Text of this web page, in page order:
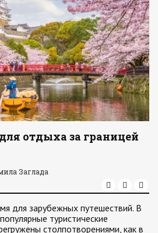
отдыха за границей
Заглада
для зарубежных путешествий. В
туристические
столпотворениями, как в